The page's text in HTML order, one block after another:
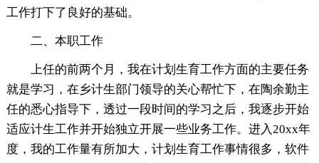
工作打下了良好的基础。
二、本职工作
上任的前两个月，我在计划生育工作方面的主要任务
就是学习，在乡计生部门领导的关心帮忙下，在陶余勤主
任的悉心指导下，透过一段时间的学习之后，我逐步开始
适应计生工作并开始独立开展一些业务工作。进入20xx年
度，我的工作量有所加大，计划生育工作事情很多，软件